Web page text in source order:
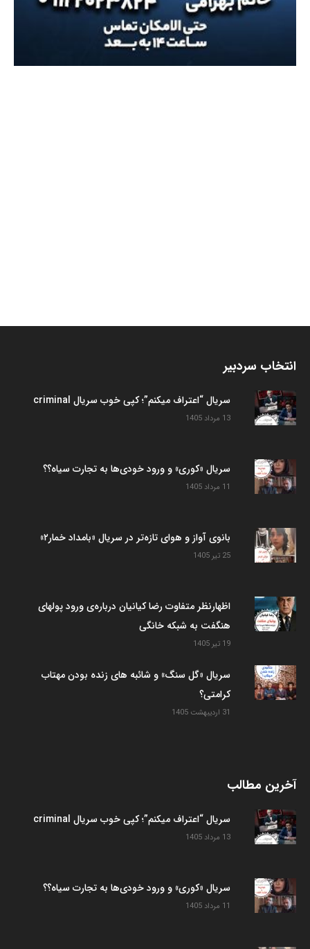
انتخاب سردبیر
سریال “اعتراف میکنم”؛ کپی خوب سریال criminal
13 مرداد 1405
سریال «کوری» و ورود خودی‌ها به تجارت سیاه؟؟
11 مرداد 1405
بانوی آواز و هوای تازه‌تر در سریال «بامداد خمار۲»
25 تیر 1405
اظهارنظر متفاوت رضا کیانیان درباره‌ی ورود پولهای
هنگفت به شبکه خانگی
19 تیر 1405
سریال «گل سنگ» و شائبه های زنده بودن مهتاب
کرامتی؟
31 اردیبهشت 1405
آخرین مطالب
سریال “اعتراف میکنم”؛ کپی خوب سریال criminal
13 مرداد 1405
سریال «کوری» و ورود خودی‌ها به تجارت سیاه؟؟
11 مرداد 1405